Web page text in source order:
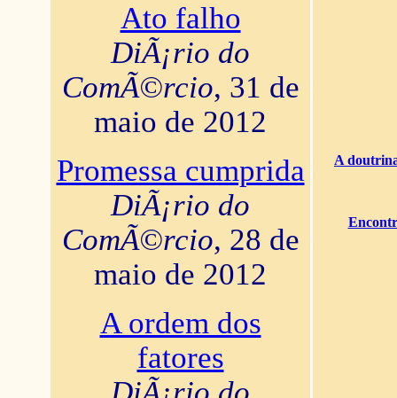
Ato falho
DiÃ¡rio do
ComÃ©rcio, 31 de
maio de 2012
Promessa cumprida
DiÃ¡rio do
ComÃ©rcio, 28 de
maio de 2012
A ordem dos
fatores
A